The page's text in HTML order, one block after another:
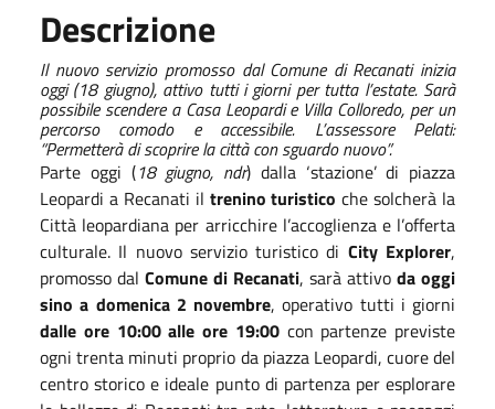
Descrizione
Il nuovo servizio promosso dal Comune di Recanati inizia
oggi (18 giugno), attivo tutti i giorni per tutta l’estate. Sarà
possibile scendere a Casa Leopardi e Villa Colloredo, per un
percorso comodo e accessibile. L’assessore Pelati:
“Permetterà di scoprire la città con sguardo nuovo”.
Parte oggi (18 giugno, ndr) dalla ‘stazione’ di piazza
Leopardi a Recanati il trenino turistico che solcherà la
Città leopardiana per arricchire l’accoglienza e l’offerta
culturale. Il nuovo servizio turistico di City Explorer,
promosso dal Comune di Recanati, sarà attivo da oggi
sino a domenica 2 novembre, operativo tutti i giorni
dalle ore 10:00 alle ore 19:00con partenze previste
ogni trenta minuti proprio da piazza Leopardi, cuore del
centro storico e ideale punto di partenza per esplorare